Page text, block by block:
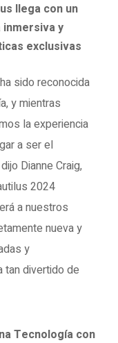
llega con un
y
exclusivas
sido reconocida
y mientras
la experiencia
a ser el
Dianne Craig,
2024
a nuestros
nueva y
y
tan divertido de
Tecnología con